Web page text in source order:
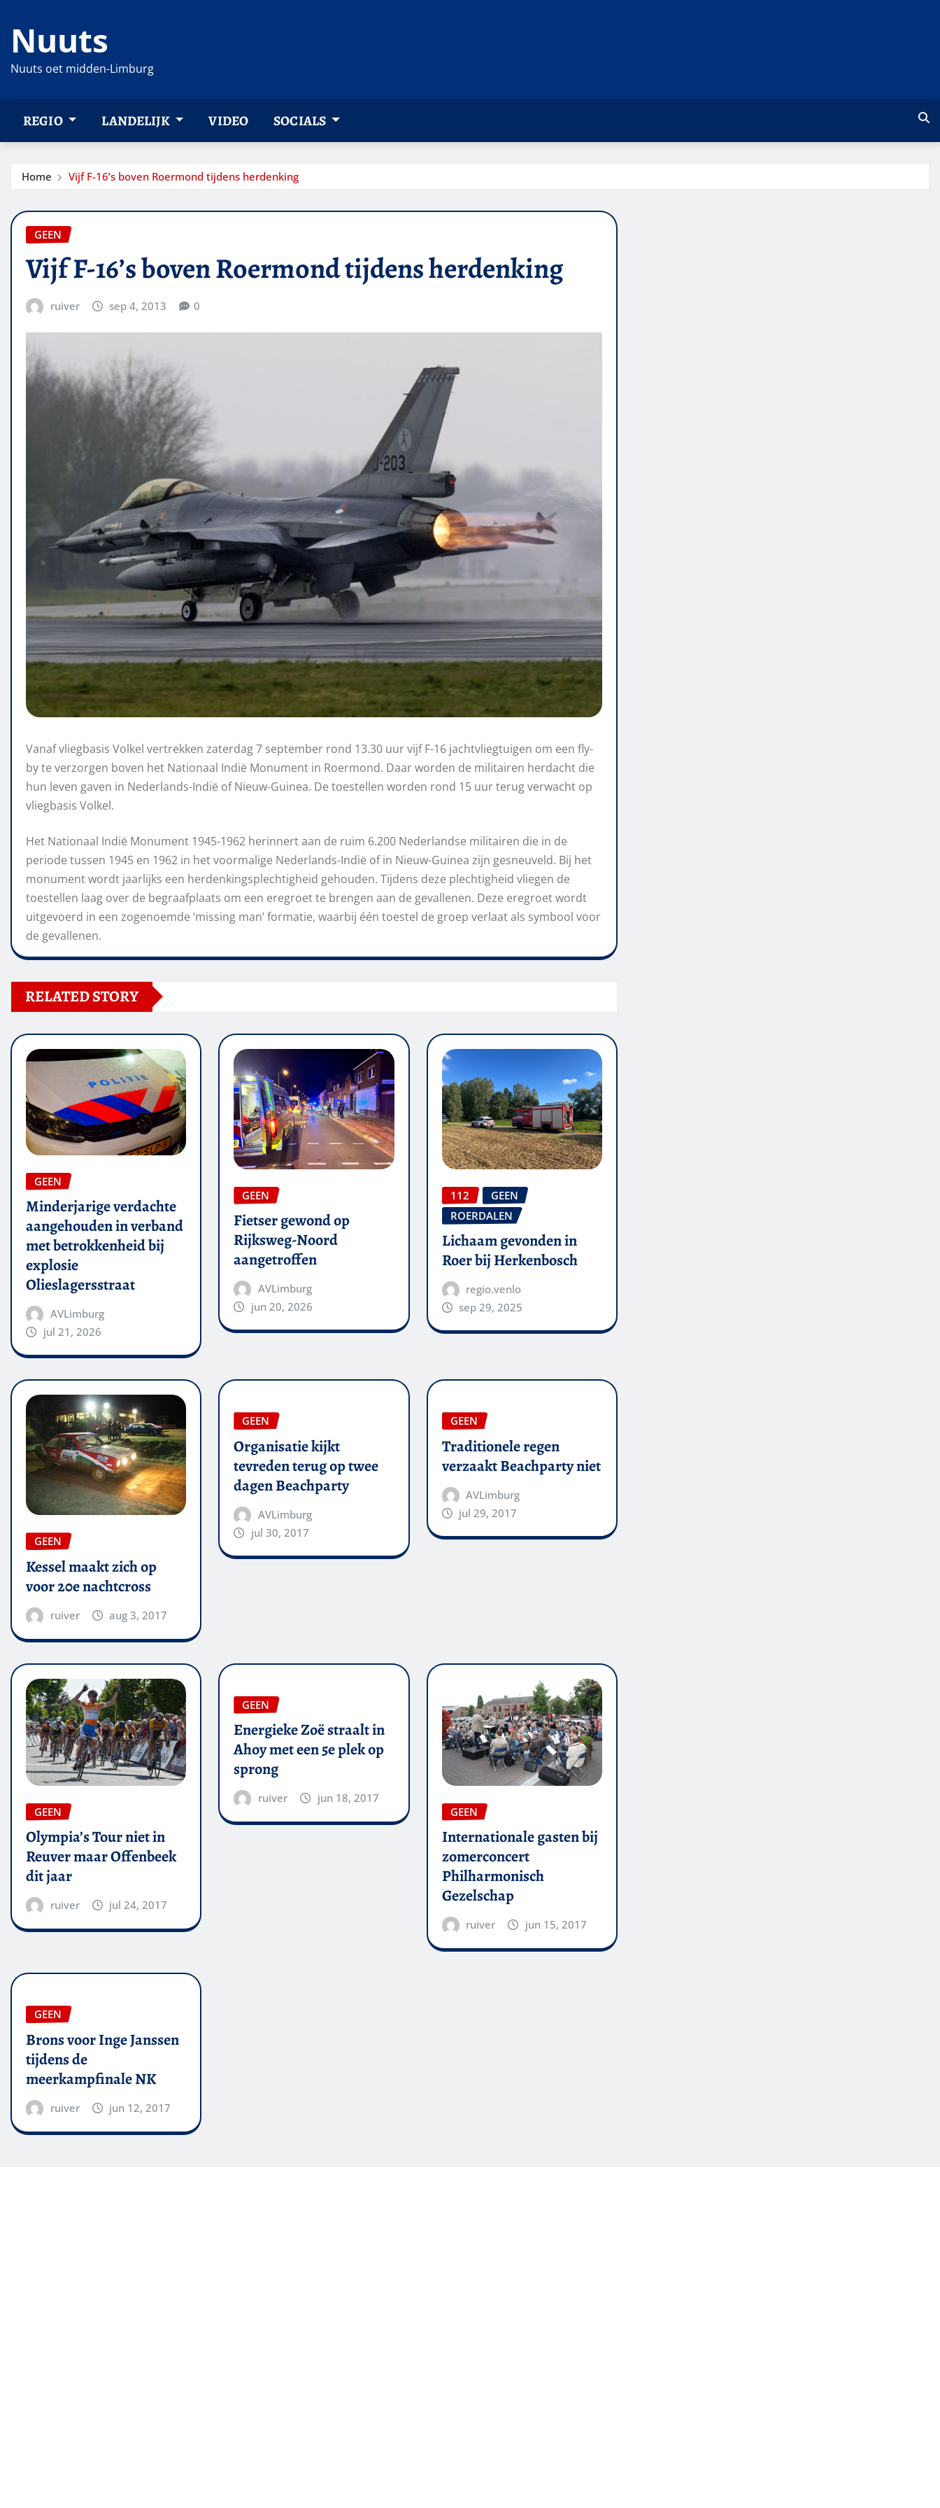
naar
inhoud
Nuuts
Nuuts oet midden-Limburg
REGIO LANDELIJK VIDEO SOCIALS
Home Vijf F-16’s boven Roermond tijdens herdenking
GEEN
Vijf F-16’s boven Roermond tijdens herdenking
ruiver sep 4, 2013 0
Vanaf vliegbasis Volkel vertrekken zaterdag 7 september rond 13.30 uur vijf F-16 jachtvliegtuigen om een fly-
by te verzorgen boven het Nationaal Indië Monument in Roermond. Daar worden de militairen herdacht die
hun leven gaven in Nederlands-Indië of Nieuw-Guinea. De toestellen worden rond 15 uur terug verwacht op
vliegbasis Volkel.
Het Nationaal Indië Monument 1945-1962 herinnert aan de ruim 6.200 Nederlandse militairen die in de
periode tussen 1945 en 1962 in het voormalige Nederlands-Indië of in Nieuw-Guinea zijn gesneuveld. Bij het
monument wordt jaarlijks een herdenkingsplechtigheid gehouden. Tijdens deze plechtigheid vliegen de
toestellen laag over de begraafplaats om een eregroet te brengen aan de gevallenen. Deze eregroet wordt
uitgevoerd in een zogenoemde ‘missing man’ formatie, waarbij één toestel de groep verlaat als symbool voor
de gevallenen.
RELATED STORY
GEEN
Minderjarige verdachte
aangehouden in verband
met betrokkenheid bij
explosie
Olieslagersstraat
AVLimburg
jul 21, 2026
GEEN
Fietser gewond op
Rijksweg-Noord
aangetroffen
AVLimburg
jun 20, 2026
112
GEEN
ROERDALEN
Lichaam gevonden in
Roer bij Herkenbosch
regio.venlo
sep 29, 2025
GEEN
Kessel maakt zich op
voor 20e nachtcross
ruiver aug 3, 2017
GEEN
Organisatie kijkt
tevreden terug op twee
dagen Beachparty
AVLimburg
jul 30, 2017
GEEN
Traditionele regen
verzaakt Beachparty niet
AVLimburg
jul 29, 2017
GEEN
Olympia’s Tour niet in
Reuver maar Offenbeek
dit jaar
ruiver jul 24, 2017
GEEN
Energieke Zoë straalt in
Ahoy met een 5e plek op
sprong
ruiver
jun 18, 2017
GEEN
Internationale gasten bij
zomerconcert
Philharmonisch
Gezelschap
ruiver jun 15, 2017
GEEN
Brons voor Inge Janssen
tijdens de
meerkampfinale NK
ruiver jun 12, 2017